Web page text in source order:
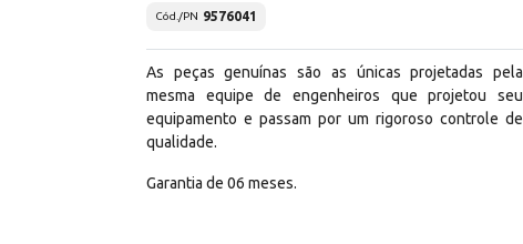
Cód./PN 9576041
As peças genuínas são as únicas projetadas pela
mesma equipe de engenheiros que projetou seu
equipamento e passam por um rigoroso controle de
qualidade.
Garantia de 06 meses.